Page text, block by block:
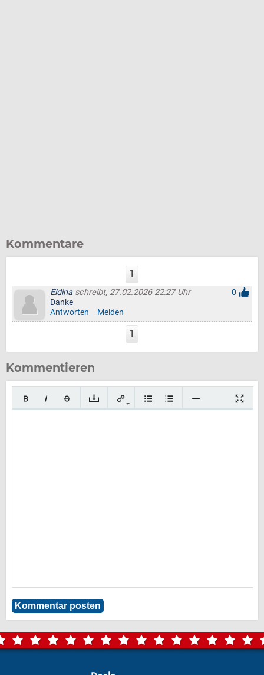
Kommentare
1
Eldina schreibt, 27.02.2026 22:27 Uhr
0
Danke
Antworten
Melden
1
Kommentieren